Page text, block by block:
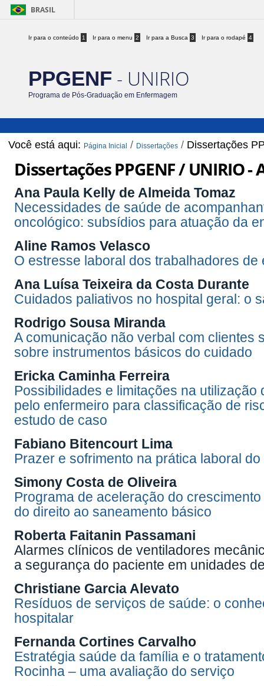
BRASIL
Ir para o conteúdo 1 Ir para o menu 2 Ir para a Busca 3 Ir para o rodapé 4
PPGENF - UNIRIO
Programa de Pós-Graduação em Enfermagem
Você está aqui: Página Inicial / Dissertações / Dissertações
Dissertações PPGENF / UNIRIO -
Ana Paula Kelly de Almeida Tomaz
Necessidades de saúde de
oncológico: subsídios para atuação da
Aline Ramos Velasco
O estresse laboral dos trabalhadores
Ana Luísa Teixeira da Costa Durante
Cuidados paliativos no hospital geral: o
Rodrigo Sousa Miranda
A comunicação não verbal com clientes
sobre instrumentos básicos do cuidado
Ericka Caminha Ferreira
Possibilidades e limitações na
pelo enfermeiro para classificação de
estudo de caso
Fabiano Bitencourt Lima
Prazer e sofrimento na prática laboral
Simony Costa de Oliveira
Programa de aceleração do
do direito ao saneamento básico
Roberta Faitanin Passamani
Alarmes clínicos de ventiladores
a segurança do paciente em unidades
Christiane Garcia Alevato
Resíduos de serviços de saúde: o
hospitalar
Fernanda Cortines Carvalho
Estratégia saúde da família e o
Rocinha – uma avaliação do serviço